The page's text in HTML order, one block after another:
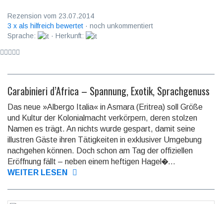
Rezension vom 23.07.2014
3 x als hilfreich bewertet · noch unkommentiert
Sprache:
· Herkunft:
Carabinieri d’Africa – Spannung, Exotik, Sprachgenuss
Das neue »Albergo Italia« in Asmara (Eritrea) soll Größe
und Kultur der Ko­lo­nial­macht verkör­pern, deren stolzen
Namen es trägt. An nichts wurde gespart, damit seine
illustren Gäste ihren Tätig­keiten in exklu­siver Umgebung
nach­ge­hen können. Doch schon am Tag der offi­ziellen
Eröffnung fällt – neben einem heftigen Hagel�...
WEITER LESEN